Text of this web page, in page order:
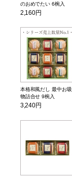
のおめでたい 6椀入
2,160円
本格和風だし 最中お吸
物詰合せ 9椀入
3,240円